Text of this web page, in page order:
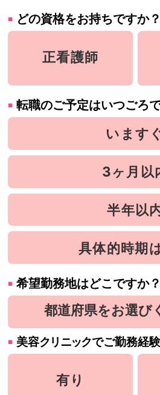
どの資格をお持ちですか？
正看護師
転職のご予定はいつごろ
います
3ヶ月以
半年以
具体的時期
希望勤務地はどこですか？
美容クリニックでご勤務経
有り